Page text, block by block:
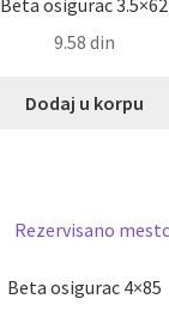
Beta osigurac 3.5×62
9.58 din
Dodaj u korpu
Beta osigurac 4×85